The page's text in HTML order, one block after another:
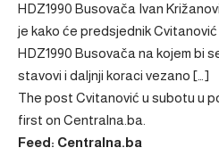
HDZ1990 Busovača Ivan
je kako će predsjednik
HDZ1990 Busovača na kojem bi
stavovi i daljnji koraci vezano […]
The post Cvitanović u subotu u
first on Centralna.ba
Feed: Centralna.ba